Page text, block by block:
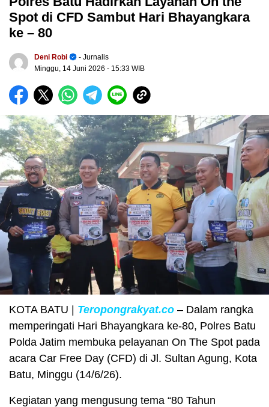
Spot di CFD Sambut Hari Bhayangkara
ke – 80
Deni Robi
- Jurnalis
Minggu, 14 Juni 2026 - 15:33 WIB
KOTA BATU | Teropongrakyat.co – Dalam rangka
memperingati Hari Bhayangkara ke-80, Polres Batu
Polda Jatim membuka pelayanan On The Spot pada
acara Car Free Day (CFD) di Jl. Sultan Agung, Kota
Batu, Minggu (14/6/26).
Kegiatan yang mengusung tema “80 Tahun